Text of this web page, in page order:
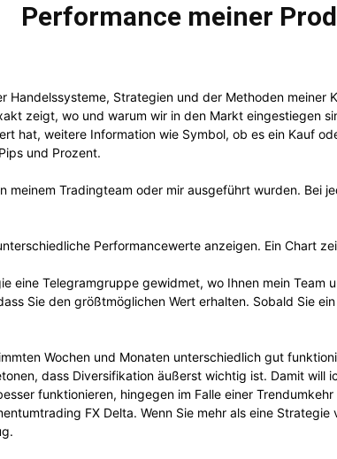
Performance meiner
Handelssysteme, Strategien und der Methoden meiner
zeigt, wo und warum wir in den Markt eingestiegen
hat, weitere Information wie Symbol, ob es ein Kauf
und Prozent.
meinem Tradingteam oder mir ausgeführt wurden. Bei
Performancewerte anzeigen. Ein Chart
eine Telegramgruppe gewidmet, wo Ihnen mein Team
Sie den größtmöglichen Wert erhalten. Sobald Sie
Wochen und Monaten unterschiedlich gut
dass Diversifikation äußerst wichtig ist. Damit will
funktionieren, hingegen im Falle einer
FX Delta. Wenn Sie mehr als eine